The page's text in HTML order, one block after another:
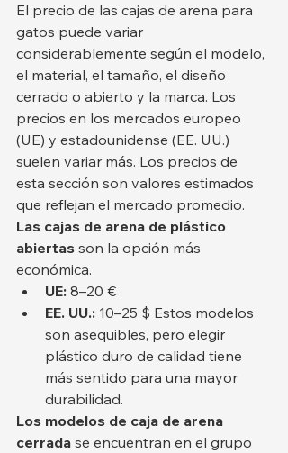
El precio de las cajas de arena para
gatos puede variar
considerablemente según el modelo,
el material, el tamaño, el diseño
cerrado o abierto y la marca. Los
precios en los mercados europeo
(UE) y estadounidense (EE. UU.)
suelen variar más. Los precios de
esta sección son valores estimados
que reflejan el mercado promedio.
Las cajas de arena de plástico
abiertas son la opción más
económica.
UE: 8–20 €
EE. UU.: 10–25 $ Estos modelos
son asequibles, pero elegir
plástico duro de calidad tiene
más sentido para una mayor
durabilidad.
Los modelos de caja de arena
cerrada se encuentran en el grupo